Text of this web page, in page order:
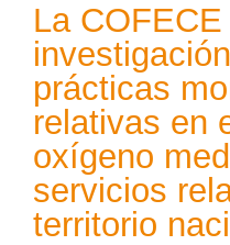
La
prácticas
relativas en
oxígeno
servicios
territorio